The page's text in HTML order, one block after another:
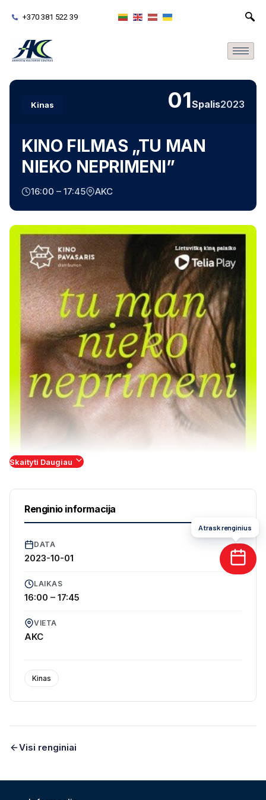
+370 381 522 39
Kinas 01Spalis2023
KINO FILMAS „TU MAN
NIEKO NEPRIMENI”
16:00 – 17:45 AKC
Tu man nieko neprimeni
Žanras: Drama, romantinis, intymi meilės istorija
Režisierius:Marija Kavtaradze
Skaityti Daugiau
Renginio informacija
DATA
2023-10-01
LAIKAS
16:00 – 17:45
VIETA
AKC
Kinas
Visi renginiai
Atrask renginius